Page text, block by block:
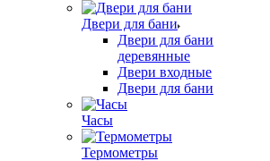
Двери для бани
Двери для бани
деревянные
Двери входные
Двери для бани
Часы
Термометры